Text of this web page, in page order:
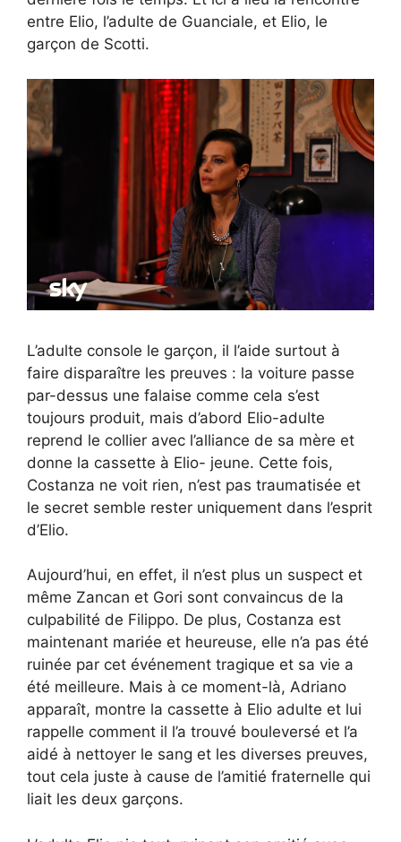
entre Elio, l’adulte de Guanciale, et Elio, le
garçon de Scotti.
L’adulte console le garçon, il l’aide surtout à
faire disparaître les preuves : la voiture passe
par-dessus une falaise comme cela s’est
toujours produit, mais d’abord Elio-adulte
reprend le collier avec l’alliance de sa mère et
donne la cassette à Elio- jeune. Cette fois,
Costanza ne voit rien, n’est pas traumatisée et
le secret semble rester uniquement dans l’esprit
d’Elio.
Aujourd’hui, en effet, il n’est plus un suspect et
même Zancan et Gori sont convaincus de la
culpabilité de Filippo. De plus, Costanza est
maintenant mariée et heureuse, elle n’a pas été
ruinée par cet événement tragique et sa vie a
été meilleure. Mais à ce moment-là, Adriano
apparaît, montre la cassette à Elio adulte et lui
rappelle comment il l’a trouvé bouleversé et l’a
aidé à nettoyer le sang et les diverses preuves,
tout cela juste à cause de l’amitié fraternelle qui
liait les deux garçons.